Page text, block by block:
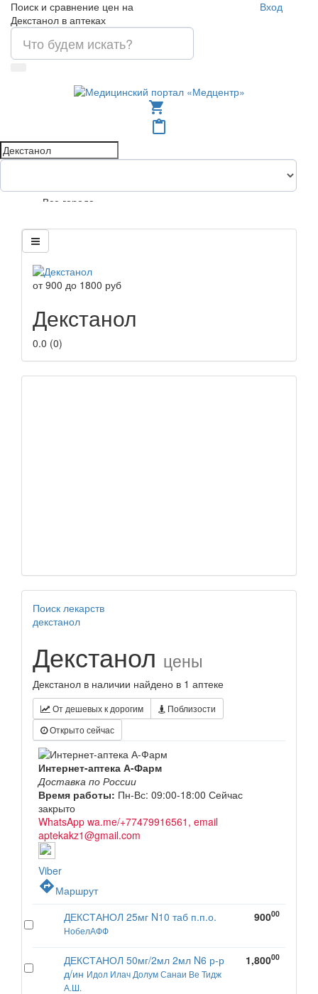
Поиск и сравнение цен на
Декстанол в аптеках
Вход
shopping_cart
content_paste
Все города
от900 до 1800 руб
Декстанол
0.0 (0)
Поиск лекарств
декстанол
Декстанол цены
Декстанол в наличии найдено в 1 аптеке
От дешевых к дорогим
Поблизости
Открыто сейчас
Интернет-аптека А-Фарм
Доставка по России
Время работы: Пн-Вс: 09:00-18:00 Сейчас
закрыто
WhatsApp wa.me/+77479916561, email
aptekakz1@gmail.com
Viber
directionsМаршрут
ДЕКСТАНОЛ 25мг N10 таб п.п.о.
НобелАФФ
90000
ДЕКСТАНОЛ 50мг/2мл 2мл N6 р-р
д/ин Идол Илач Долум Санаи Ве Тидж
А.Ш.
1,80000